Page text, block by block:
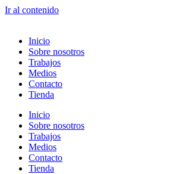
Ir al contenido
Inicio
Sobre nosotros
Trabajos
Medios
Contacto
Tienda
Inicio
Sobre nosotros
Trabajos
Medios
Contacto
Tienda